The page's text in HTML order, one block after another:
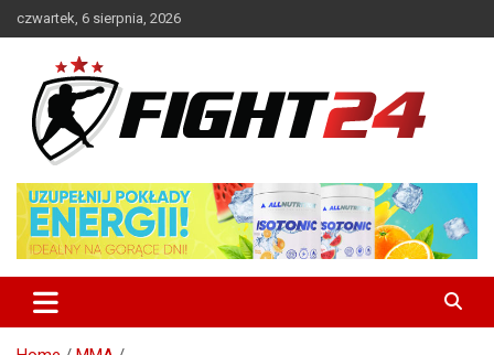
to
czwartek, 6 sierpnia, 2026
FIGHT24.PL – MMA i K-1, UFC